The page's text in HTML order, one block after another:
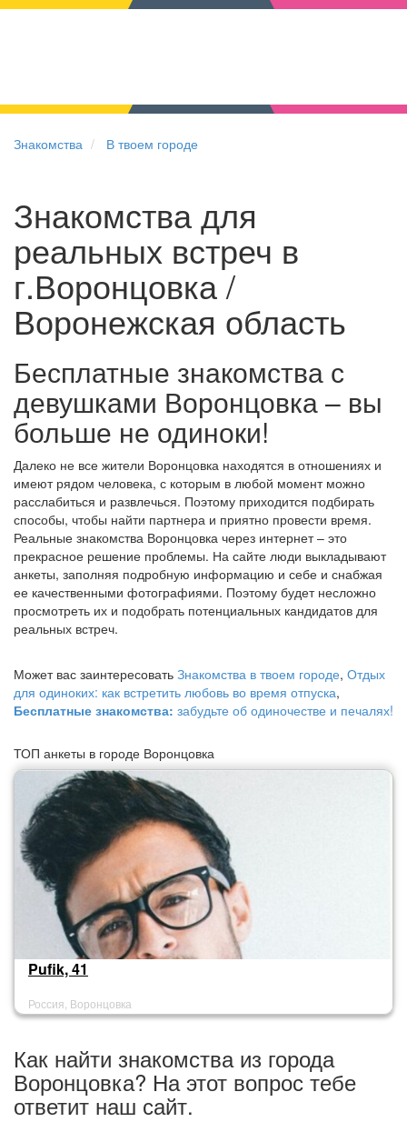
Знакомства В твоем городе
Знакомства для
реальных встреч в
г.Воронцовка /
Воронежская область
Бесплатные знакомства с
девушками Воронцовка – вы
больше не одиноки!
Далеко не все жители Воронцовка находятся в отношениях и
имеют рядом человека, с которым в любой момент можно
расслабиться и развлечься. Поэтому приходится подбирать
способы, чтобы найти партнера и приятно провести время.
Реальные знакомства Воронцовка через интернет – это
прекрасное решение проблемы. На сайте люди выкладывают
анкеты, заполняя подробную информацию и себе и снабжая
ее качественными фотографиями. Поэтому будет несложно
просмотреть их и подобрать потенциальных кандидатов для
реальных встреч.
Может вас заинтересовать Знакомства в твоем городе, Отдых
для одиноких: как встретить любовь во время отпуска,
Бесплатные знакомства: забудьте об одиночестве и печалях!
ТОП анкеты в городе Воронцовка
Pufik, 41
Россия, Воронцовка
Как найти знакомства из города
Воронцовка? На этот вопрос тебе
ответит наш сайт.